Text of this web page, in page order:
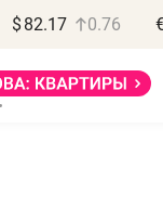
$ 82.17 0.76